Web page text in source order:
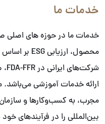
خدمات ما
خدمات ما در حوزه های اصلی
ارائه خدمات آموزشی می‌باشد.
مجرب، به کسب‌وکارها و
بین‌المللی را در فرآیندهای